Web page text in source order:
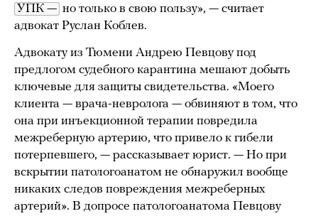
УПК — но только в свою пользу», — считает
адвокат Руслан Коблев.
Адвокату из Тюмени Андрею Певцову под
предлогом судебного карантина мешают добыть
ключевые для защиты свидетельства. «Моего
клиента — врача-невролога — обвиняют в том, что
она при инъекционной терапии повредила
межреберную артерию, что привело к гибели
потерпевшего, — рассказывает юрист. — Но при
вскрытии патологоанатом не обнаружил вообще
никаких следов повреждения межреберных
артерий». В допросе патологоанатома Певцову